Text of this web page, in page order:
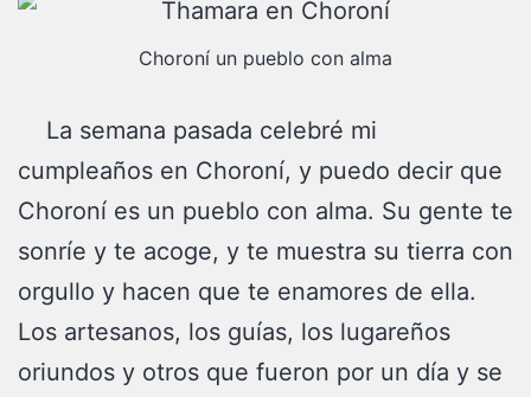
Choroní un pueblo con alma
La semana pasada celebré mi
cumpleaños en Choroní, y puedo decir que
Choroní es un pueblo con alma. Su gente te
sonríe y te acoge, y te muestra su tierra con
orgullo y hacen que te enamores de ella.
Los artesanos, los guías, los lugareños
oriundos y otros que fueron por un día y se